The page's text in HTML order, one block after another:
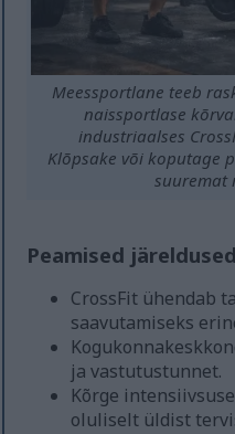
Meessportlane teeb
naissportlase
industriaalses
Klõpsake või koputage
suuremat
Peamised järeldused
CrossFit ühendab
saavutamiseks
ja vastutustunnet.
Kõrge
oluliselt üldist